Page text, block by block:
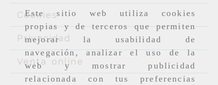
Este sitio web utiliza cookies
propias y de terceros que permiten
mejorar la usabilidad de
navegación, analizar el uso de la
web y mostrar publicidad
relacionada con tus preferencias
Cookies
Privacidad
Venta online